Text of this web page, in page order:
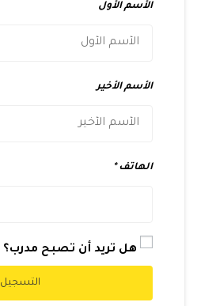
الأسم الأول
الأسم الأخير
الهاتف
هل تريد أن تصبح مدرب؟
التسجيل